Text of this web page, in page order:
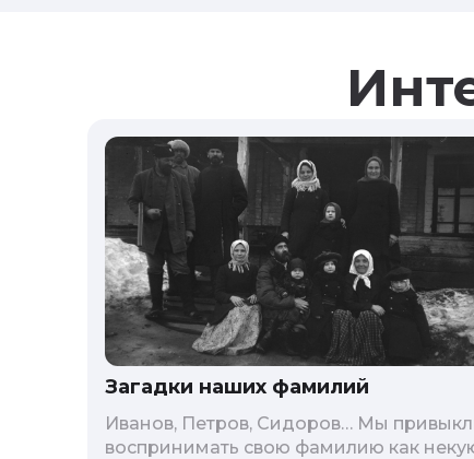
Загадки наших фамилий
Иванов, Петров, Сидоров… Мы
воспринимать свою фамилию как